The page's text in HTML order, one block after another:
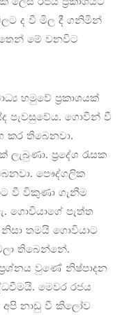
ද වී මිල දී ගනිමින්
මේ වනවිට
හමුවේ ප්‍රකාශයක්
පැවසුවේය. ගොවීන් වී
කර තිබෙනවා.
ප්‍රදේශ රැසක
පෞද්ගලික
වී විකුණා ගැනීම
ගොවියාගේ පැත්ත
තමයි ගොවියාට
තිබෙන්නේ.
වුණේ නිෂ්පාදන
මෙවර රජය
අපි නාඩු වී කිලෝව